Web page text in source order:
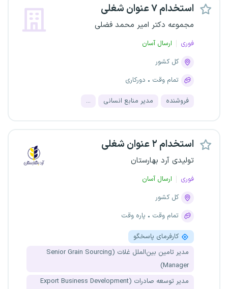
استخدام ۷ عنوان شغلی
مجموعه دکتر امیر محمد فضلی
فوری
ارسال آسان
کل کشور
تمام وقت
دورکاری
فروشنده مدیر منابع انسانی ...
استخدام ۲ عنوان شغلی
تولیدی آرد بهارستان
فوری
ارسال آسان
کل کشور
تمام وقت
پاره وقت
کارفرمای پاسخگو
مدیر تامین بین‌الملل غلات (Senior Grain Sourcing
Manager)
مدیر توسعه صادرات (Export Business Development